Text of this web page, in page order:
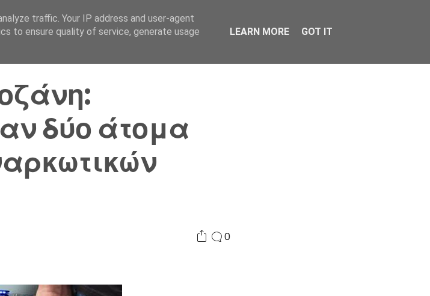
Αρχική Σελίδα Ελλάδα Συνδικαλισμός Σ.Α. Επικοινωνία Κόσμος
δύο άτομα
0
traffic. Your IP address and user-agent
to ensure quality of service, generate usage
LEARN MORE GOT IT